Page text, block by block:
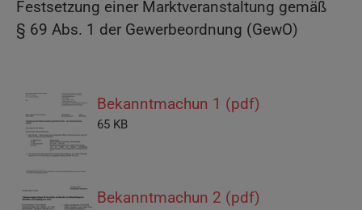
Festsetzung einer Marktveranstaltung gemäß
§ 69 Abs. 1 der Gewerbeordnung (GewO)
Bekanntmachun 1 (pdf)
65 KB
Bekanntmachun 2 (pdf)